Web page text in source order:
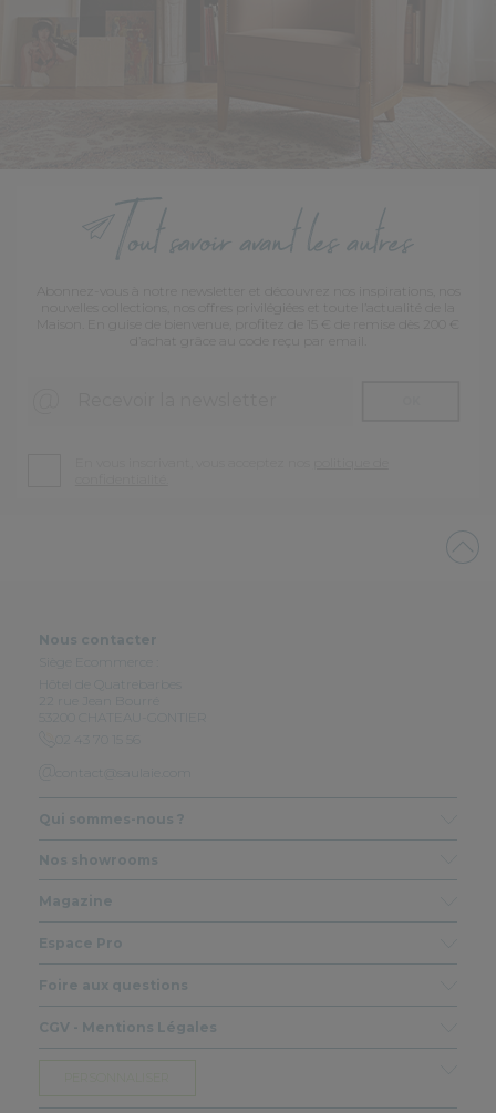
Abonnez-vous à notre newsletter et découvrez nos inspirations, nos
nouvelles collections, nos offres privilégiées et toute l’actualité de la
Maison. En guise de bienvenue, profitez de 15 € de remise dès 200 €
d’achat grâce au code reçu par email.
Nous contacter
Siège Ecommerce :
Hôtel de Quatrebarbes
02 43 70 15 56
contact@saulaie.com
Qui sommes-nous ?
Nos showrooms
Magazine
Espace Pro
Foire aux questions
CGV - Mentions Légales